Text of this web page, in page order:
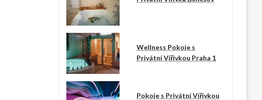
Wellness Pokoje s
Privátní Vířivkou Praha 1
Pokoje s Privátní Vířivkou